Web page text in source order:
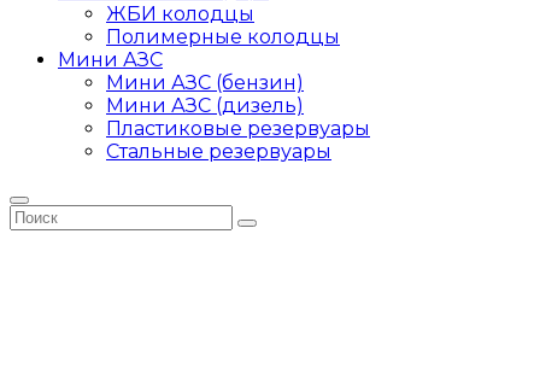
ЖБИ колодцы
Полимерные колодцы
Мини АЗС
Мини АЗС (бензин)
Мини АЗС (дизель)
Пластиковые резервуары
Стальные резервуары